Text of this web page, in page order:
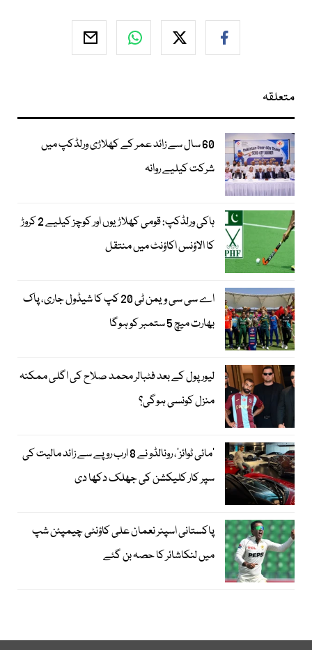
متعلقہ
60 سال سے زائد عمر کے کھلاڑی ورلڈکپ میں
شرکت کیلیے روانہ
ہاکی ورلڈکپ: قومی کھلاڑیوں اور کوچز کیلیے 2 کروڑ
کا الاؤنس اکاؤنٹ میں منتقل
اے سی سی ویمن ٹی 20 کپ کا شیڈول جاری، پاک
بھارت میچ 5 ستمبر کو ہوگا
لیور پول کے بعد فٹبالر محمد صلاح کی اگلی ممکنہ
منزل کونسی ہوگی؟
’مائی ٹوائز‘، رونالڈو نے 8 ارب روپے سے زائد مالیت کی
سپر کار کلیکشن کی جھلک دکھا دی
پاکستانی اسپنر نعمان علی کاؤنٹی چیمپئن شپ
میں لنکاشائر کا حصہ بن گئے